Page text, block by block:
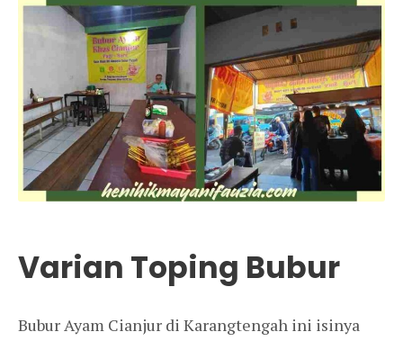
Varian Toping Bubur
Bubur Ayam Cianjur di Karangtengah ini isinya